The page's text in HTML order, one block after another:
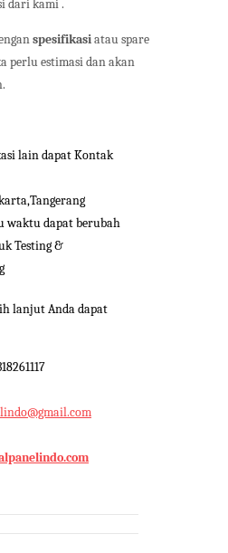
dari kami .
spesifikasiatau spare
perlu estimasi dan akan
lain dapat Kontak
waktu dapat berubah
Testing &
lanjut Anda dapat